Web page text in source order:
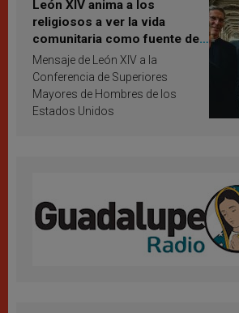
León XIV anima a los
religiosos a ver la vida
comunitaria como fuente de
inspiración y santificación
Mensaje de León XIV a la
Conferencia de Superiores
Mayores de Hombres de los
Estados Unidos